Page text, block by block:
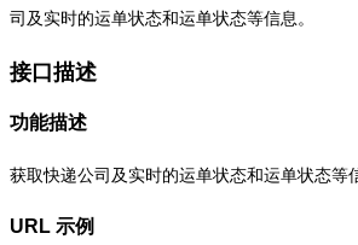
司及实时的运单状态和运单状态等信息。
接口描述
功能描述
获取快递公司及实时的运单状态和运单状态等
URL 示例